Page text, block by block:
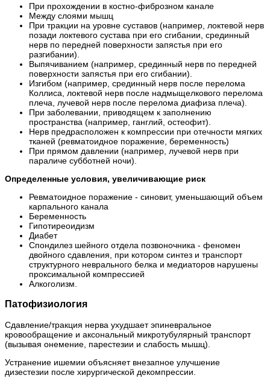
При прохождении в костно-фиброзном канале
Между слоями мышц
При тракции на уровне суставов (например, локтевой нерв
позади локтевого сустава при его сгибании, срединный
нерв по передней поверхности запястья при его
разгибании).
Выпячиванием (например, срединный нерв по передней
поверхности запястья при его сгибании).
Изгибом (например, срединный нерв после перелома
Коллиса, локтевой нерв после надмыщелкового перелома
плеча, лучевой нерв после перелома диафиза плеча).
При заболевании, приводящем к заполнению
пространства (например, ганглий, остеофит).
Нерв предрасположен к компрессии при отечности мягких
тканей (ревматоидное поражение, беременность)
При прямом давлении (например, лучевой нерв при
параличе субботней ночи).
Определенные условия, увеличивающие риск
Ревматоидное поражение - синовит, уменьшающий объем
карпального канала
Беременность
Гипотиреоидизм
Диабет
Спондилез шейного отдела позвоночника - феномен
двойного сдавления, при котором синтез и транспорт
структурного неврального белка и медиаторов нарушены
проксимальной компрессией
Алкоголизм.
Патофизиология
Сдавление/тракция нерва ухудшает эпиневральное
кровообращение и аксональный микротубулярный транспорт
(вызывая онемение, парестезии и слабость мышц).
Устранение ишемии объясняет внезапное улучшение
дизестезии после хирургической декомпрессии.